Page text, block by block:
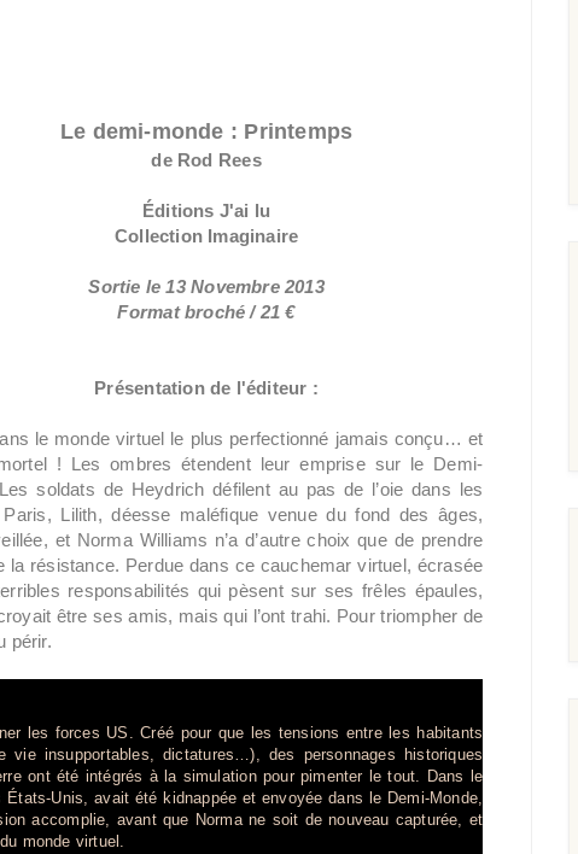
Le demi-monde : Printemps
de Rod Rees
Éditions J'ai lu
Collection Imaginaire
Sortie le 13 Novembre 2013
Format broché / 21 €
Présentation de l'éditeur :
le monde virtuel le plus perfectionné jamais conçu… et
! Les ombres étendent leur emprise sur le Demi-
soldats de Heydrich défilent au pas de l’oie dans les
Lilith, déesse maléfique venue du fond des âges,
et Norma Williams n’a d’autre choix que de prendre
la résistance. Perdue dans ce cauchemar virtuel, écrasée
responsabilités qui pèsent sur ses frêles épaules,
être ses amis, mais qui l’ont trahi. Pour triompher de
périr.
les forces US. Créé pour que les tensions entre les habitants
insupportables, dictatures…), des personnages historiques
ont été intégrés à la simulation pour pimenter le tout. Dans le
Unis, avait été kidnappée et envoyée dans le Demi-Monde,
accomplie, avant que Norma ne soit de nouveau capturée, et
monde virtuel.